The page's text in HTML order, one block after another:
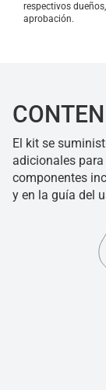
respectivos
aprobación.
El kit se
adicionales
componentes
y en la guía del